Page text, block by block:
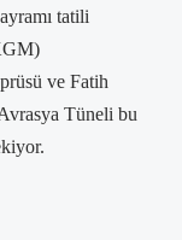
tatili
ve Fatih
Tüneli bu